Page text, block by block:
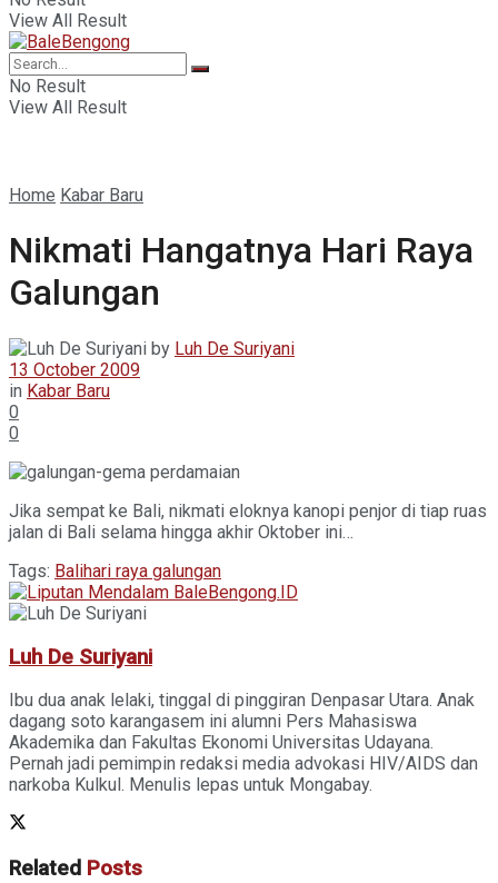
View All Result
No Result
View All Result
Home Kabar Baru
Nikmati Hangatnya Hari Raya
Galungan
by Luh De Suriyani
13 October 2009
in Kabar Baru
0
0
Jika sempat ke Bali, nikmati eloknya kanopi penjor di tiap ruas
jalan di Bali selama hingga akhir Oktober ini…
Tags: Balihari raya galungan
Luh De Suriyani
Ibu dua anak lelaki, tinggal di pinggiran Denpasar Utara. Anak
dagang soto karangasem ini alumni Pers Mahasiswa
Akademika dan Fakultas Ekonomi Universitas Udayana.
Pernah jadi pemimpin redaksi media advokasi HIV/AIDS dan
narkoba Kulkul. Menulis lepas untuk Mongabay.
Related Posts